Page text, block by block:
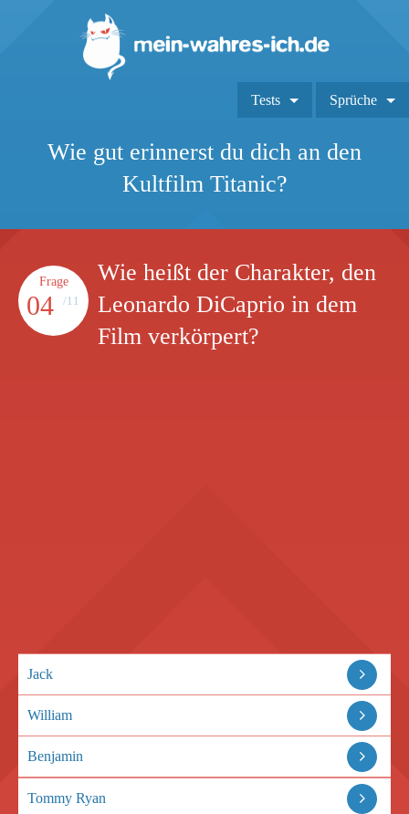
Tests Sprüche
Wie gut erinnerst du dich an den
Kultfilm Titanic?
Frage
04 /11
Wie heißt der Charakter, den
Leonardo DiCaprio in dem
Film verkörpert?
Jack
William
Benjamin
Tommy Ryan